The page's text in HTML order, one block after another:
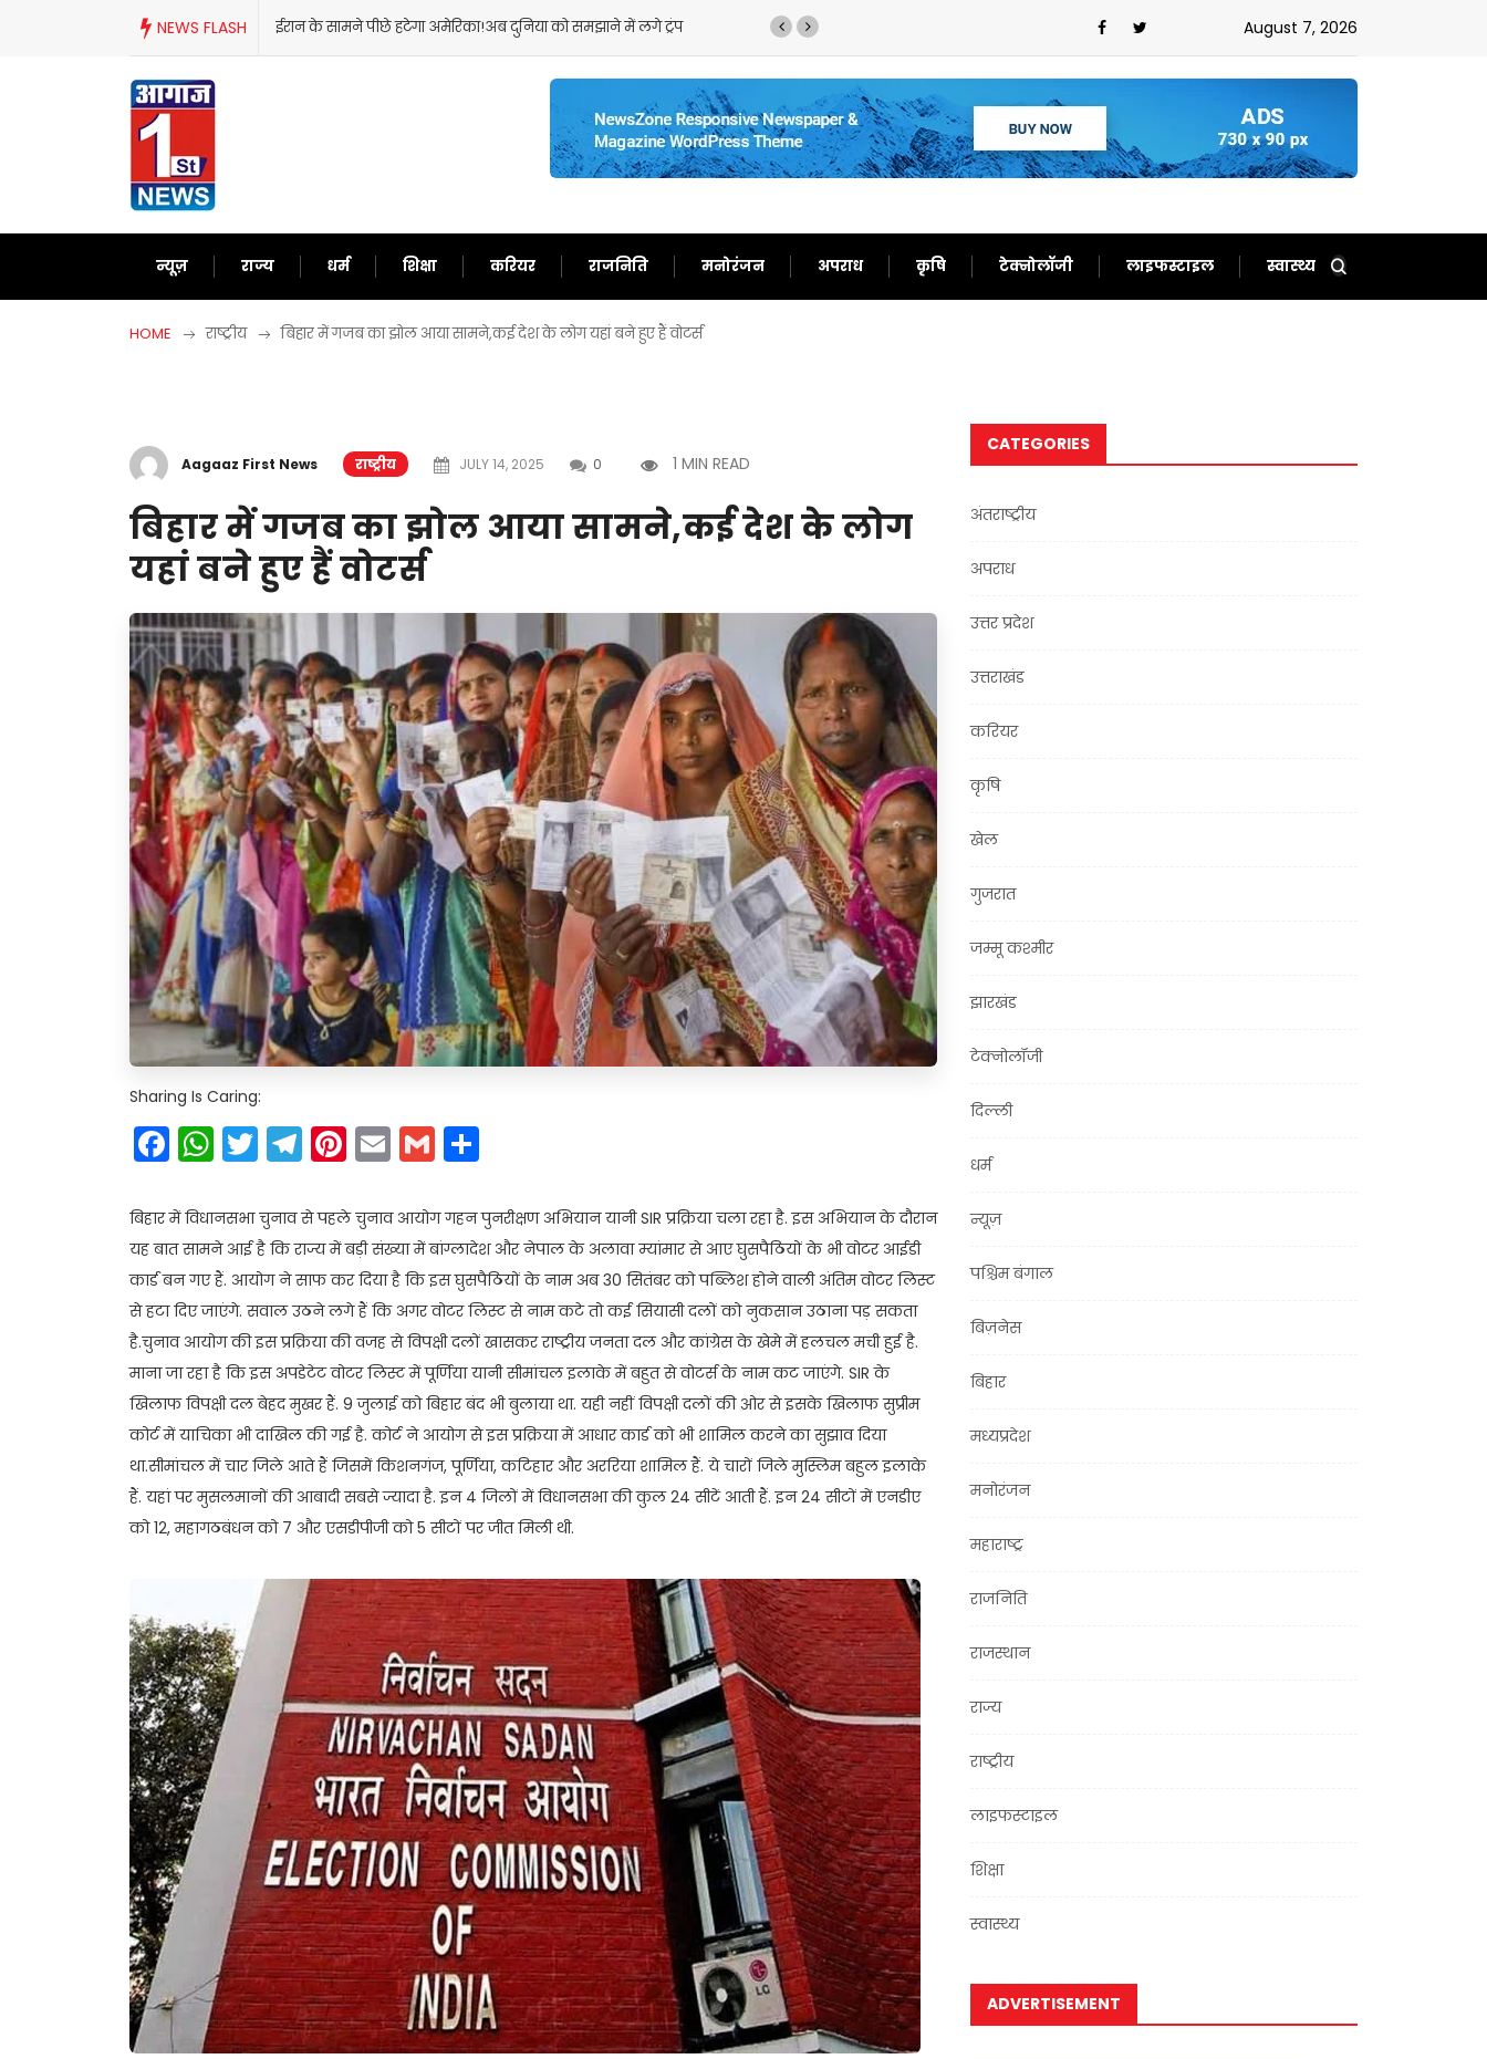
NEWS FLASH ईरान के सामने पीछे हटेगा अमेरिका!अब दुनिया को समझाने में लगे ट्रंप ट्रंप का फिर से बेतुका बयान,ईरान को बता दिया बेचारा August 7, 2026
न्यूज़ राज्य धर्म शिक्षा करियर राजनिति मनोरंजन अपराध कृषि टेक्नोलॉजी लाइफस्टाइल स्वास्थ्य
HOME राष्ट्रीय बिहार में गजब का झोल आया सामने,कई देश के लोग यहां बने हुए हैं वोटर्स
Aagaaz First News राष्ट्रीय JULY 14, 2025 0 1 MIN READ
बिहार में गजब का झोल आया सामने,कई देश के लोग
यहां बने हुए हैं वोटर्स
Sharing Is Caring:
Facebook
WhatsApp
Twitter
Telegram
Pinterest
EmailGmail
बिहार में विधानसभा चुनाव से पहले चुनाव आयोग गहन पुनरीक्षण अभियान यानी SIR प्रक्रिया चला रहा है. इस अभियान के दौरान
यह बात सामने आई है कि राज्य में बड़ी संख्या में बांग्लादेश और नेपाल के अलावा म्यांमार से आए घुसपैठियों के भी वोटर आईडी
कार्ड बन गए हैं. आयोग ने साफ कर दिया है कि इस घुसपैठियों के नाम अब 30 सितंबर को पब्लिश होने वाली अंतिम वोटर लिस्ट
से हटा दिए जाएंगे. सवाल उठने लगे हैं कि अगर वोटर लिस्ट से नाम कटे तो कई सियासी दलों को नुकसान उठाना पड़ सकता
है.चुनाव आयोग की इस प्रक्रिया की वजह से विपक्षी दलों खासकर राष्ट्रीय जनता दल और कांग्रेस के खेमे में हलचल मची हुई है.
माना जा रहा है कि इस अपडेटेट वोटर लिस्ट में पूर्णिया यानी सीमांचल इलाके में बहुत से वोटर्स के नाम कट जाएंगे. SIR के
खिलाफ विपक्षी दल बेहद मुखर हैं. 9 जुलाई को बिहार बंद भी बुलाया था. यही नहीं विपक्षी दलों की ओर से इसके खिलाफ सुप्रीम
कोर्ट में याचिका भी दाखिल की गई है. कोर्ट ने आयोग से इस प्रक्रिया में आधार कार्ड को भी शामिल करने का सुझाव दिया
था.सीमांचल में चार जिले आते हैं जिसमें किशनगंज, पूर्णिया, कटिहार और अररिया शामिल हैं. ये चारों जिले मुस्लिम बहुल इलाके
हैं. यहां पर मुसलमानों की आबादी सबसे ज्यादा है. इन 4 जिलों में विधानसभा की कुल 24 सीटें आती हैं. इन 24 सीटों में एनडीए
को 12, महागठबंधन को 7 और एसडीपीजी को 5 सीटों पर जीत मिली थी.
CATEGORIES
अंतराष्ट्रीय
अपराध
उत्तर प्रदेश
उत्तराखंड
करियर
कृषि
खेल
गुजरात
जम्मू कश्मीर
झारखंड
टेक्नोलॉजी
दिल्ली
धर्म
न्यूज़
पश्चिम बंगाल
बिज़नेस
बिहार
मध्यप्रदेश
मनोरंजन
महाराष्ट्र
राजनिति
राजस्थान
राज्य
राष्ट्रीय
लाइफस्टाइल
शिक्षा
स्वास्थ्य
ADVERTISEMENT